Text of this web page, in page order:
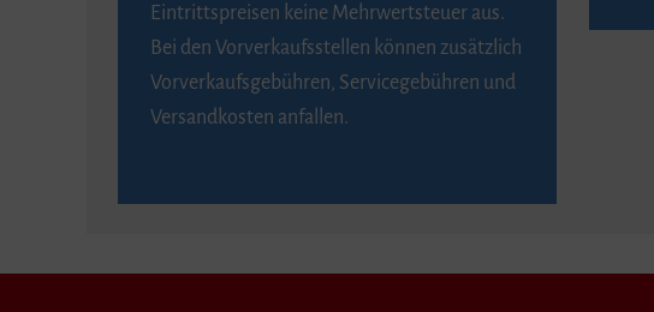
Eintrittspreisen keine Mehrwertsteuer aus.
Bei den Vorverkaufsstellen können zusätzlich
Vorverkaufsgebühren, Servicegebühren und
Versandkosten anfallen.